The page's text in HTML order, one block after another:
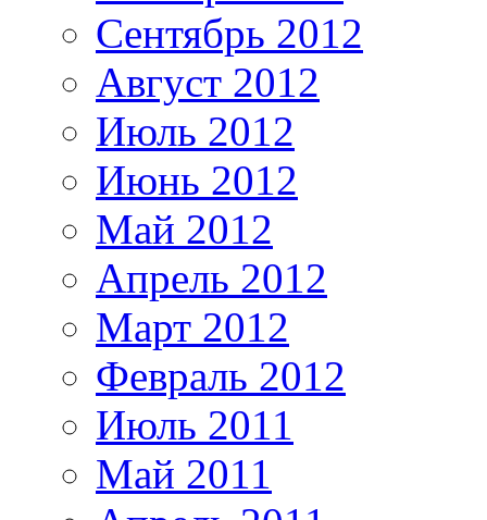
Сентябрь 2012
Август 2012
Июль 2012
Июнь 2012
Май 2012
Апрель 2012
Март 2012
Февраль 2012
Июль 2011
Май 2011